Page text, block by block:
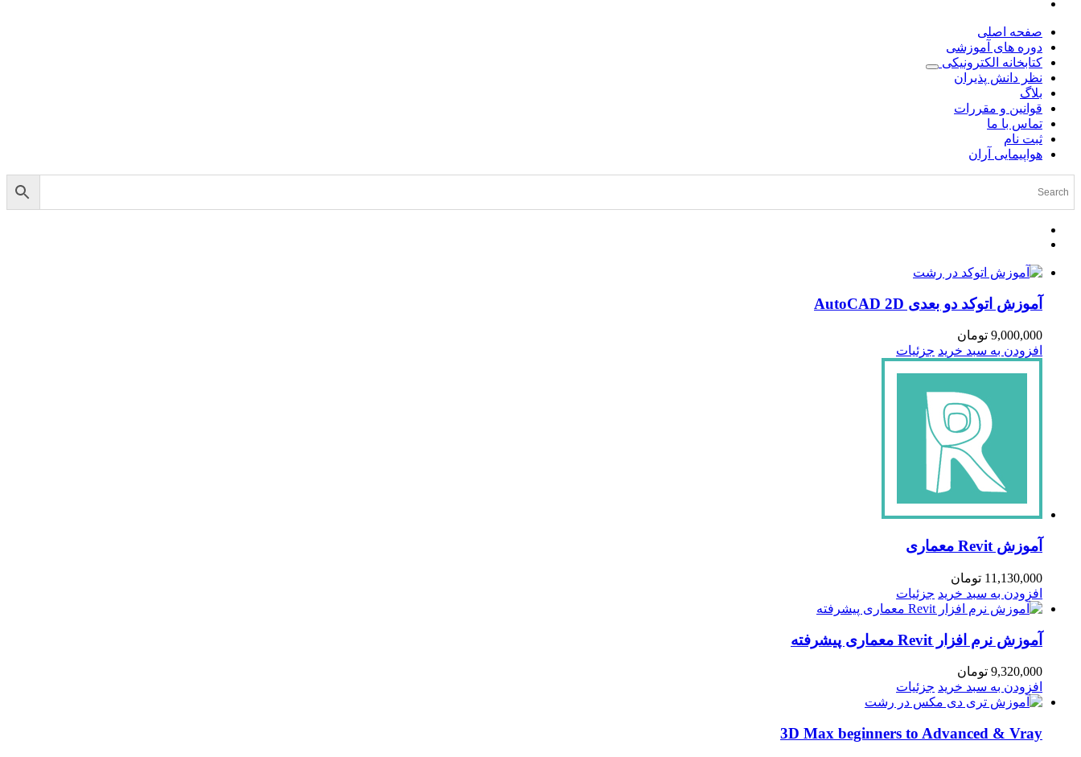
صفحه اصلی
دوره های آموزشی
کتابخانه الکترونیکی
نظر دانش پذیران
بلاگ
قوانین و مقررات
تماس با ما
ثبت نام
هواپیمایی آران
آموزش اتوکد دو بعدی AutoCAD 2D
9,000,000 تومان
افزودن به سبد خرید جزئیات
آموزش Revit معماری
11,130,000 تومان
افزودن به سبد خرید جزئیات
آموزش نرم افزار Revit معماری پیشرفته
9,320,000 تومان
افزودن به سبد خرید جزئیات
3D Max beginners to Advanced & Vray